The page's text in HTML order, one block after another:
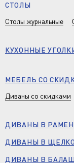
СТОЛЫ
Столы журнальные
КУХОННЫЕ
МЕБЕЛЬ СО
Диваны со скидками
ДИВАНЫ В
ДИВАНЫ В
ДИВАНЫ В